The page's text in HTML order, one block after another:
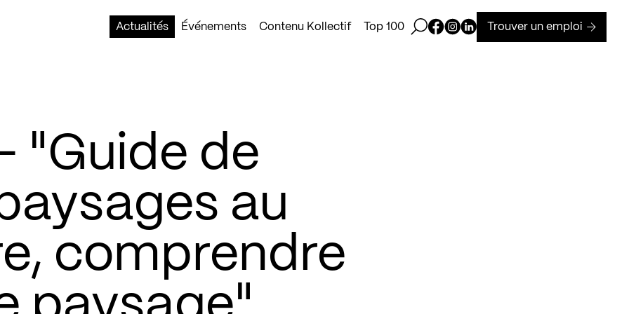
Actualités
Événements Contenu Kollectif Top 100 Ouvrir la barre de recherche
Page Facebook de Kollectif
Page Instagram de Kollectif
Page Linkedin de Kollectif
Trouver un emploi
"Guide de
au
comprendre